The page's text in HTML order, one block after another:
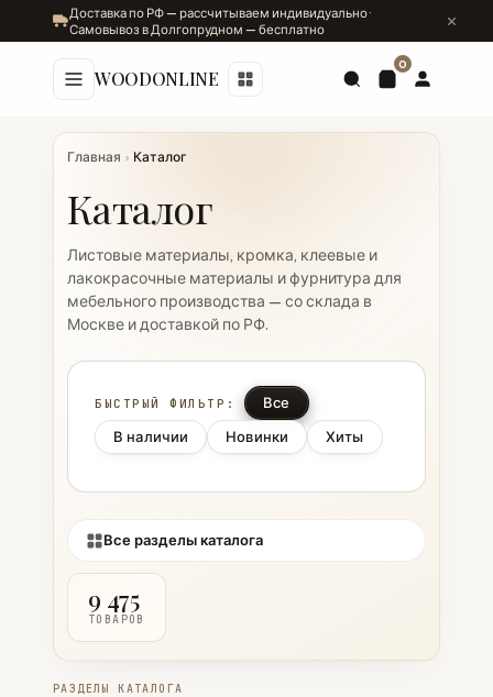
Доставка по РФ — рассчитываем индивидуально ·
Самовывоз в Долгопрудном — бесплатно
WOODONLINE
0
Главная › Каталог
Каталог
Листовые материалы, кромка, клеевые и
лакокрасочные материалы и фурнитура для
мебельного производства — со склада в
Москве и доставкой по РФ.
Все разделы каталога
9 475
ТОВАРОВ
БЫСТРЫЙ ФИЛЬТР:
Все
В наличии
Новинки Хиты
РАЗДЕЛЫ КАТАЛОГА